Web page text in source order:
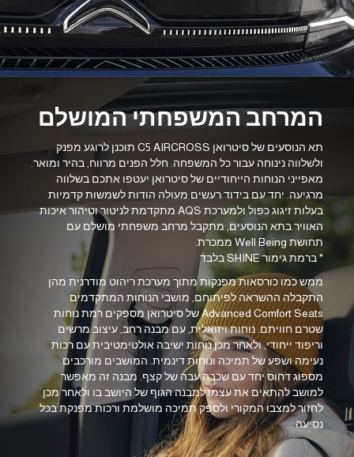
המרחב המשפחתי המושלם
תא הנוסעים של סיטרואן C5 AIRCROSS תוכנן לרוגע מפנק
ולשלווה נינוחה עבור כל המשפחה. חלל הפנים מרווח, בהיר ומואר.
מאפייני הנוחות הייחודיים של סיטרואן יעטפו אתכם בשלווה
מרגיעה. יחד עם בידוד רעשים מעולה הודות לשמשות קדמיות
בעלות זיגוג כפול ולמערכת AQS מתקדמת לניטור וטיהור איכות
האוויר בתא הנוסעים, מתקבל מרחב משפחתי מושלם עם
תחושת Well Being ממכרת.
* ברמת גימור SHINE בלבד
ממש כמו כורסאות מפנקות מתוך מערכת ריהוט מודרנית מהן
התקבלה ההשראה לפיתוחם, מושבי הנוחות המתקדמים
Advanced Comfort Seats של סיטרואן מספקים רמת נוחות
שטרם חוויתם. נוחות ויזואלית, עם מבנה רחב, עיצוב מרשים
וריפוד ייחודי, ולאחר מכן נוחות ישיבה אולטימטיבית עם רכות
נעימה ושפע של תמיכה ונוחות דינמית. המושבים מורכבים
מספוג דחוס יחד עם שכבה עבה של קצף. מבנה זה מאפשר
למושב להתאים את עצמו למבנה הגוף של היושב בו ולאחר מכן
לחזור למצבו המקורי ולספק תמיכה מושלמת ורכות מפנקת בכל
נסיעה.